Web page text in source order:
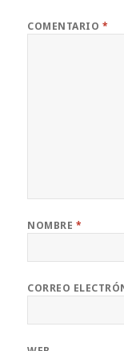
COMENTARIO *
NOMBRE *
CORREO